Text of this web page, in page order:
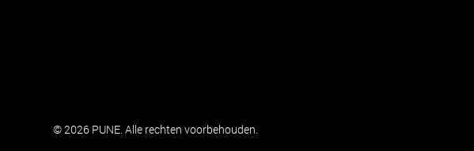
© 2026 PUNE. Alle rechten voorbehouden.